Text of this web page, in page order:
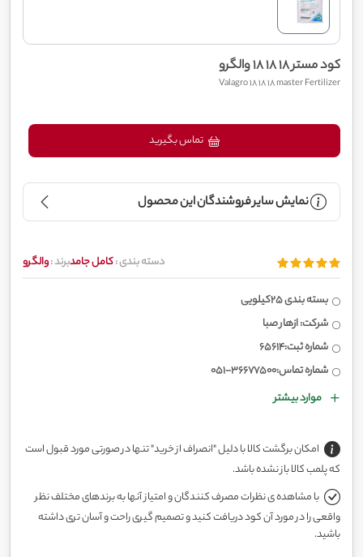
کود مستر 18 18 18 والگرو
Valagro 18 18 18 master Fertilizer
نمایش سایر فروشندگان این محصول
دسته بندی :کامل جامدبرند :والگرو
بسته بندی 25کیلویی
شرکت: ازهار صبا
شماره ثبت:65614
شماره تماس:36677500-051
موارد بیشتر
امکان برگشت کالا با دلیل "انصراف از خرید" تنها در صورتی مورد قبول است
که پلمب کالا باز نشده باشد.
با مشاهده ی نظرات مصرف کنندگان و امتیاز آنها به برندهای مختلف نظر
واقعی را در مورد آن کود دریافت کنید و تصمیم گیری راحت و آسان تری داشته
باشید.